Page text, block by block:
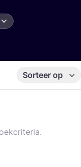
Sorteer op